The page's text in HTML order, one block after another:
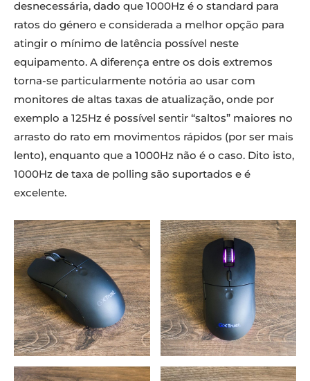
desnecessária, dado que 1000Hz é o standard para
ratos do género e considerada a melhor opção para
atingir o mínimo de latência possível neste
equipamento. A diferença entre os dois extremos
torna-se particularmente notória ao usar com
monitores de altas taxas de atualização, onde por
exemplo a 125Hz é possível sentir “saltos” maiores no
arrasto do rato em movimentos rápidos (por ser mais
lento), enquanto que a 1000Hz não é o caso. Dito isto,
1000Hz de taxa de polling são suportados e é
excelente.